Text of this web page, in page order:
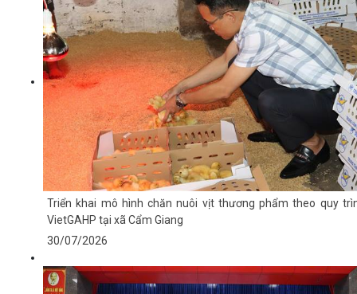
Triển khai mô hình chăn nuôi vịt thương phẩm theo quy
VietGAHP tại xã Cẩm Giang
30/07/2026